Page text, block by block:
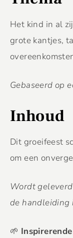
Het kind in al
grote kantjes,
Gebaseerd op
Inhoud
Dit groeifeest
om een
Wordt
de handleiding
🌱